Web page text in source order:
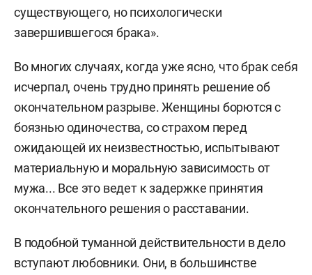
существующего, но психологически
завершившегося брака».
Во многих случаях, когда уже ясно, что брак себя
исчерпал, очень трудно принять решение об
окончательном разрыве. Женщины борются с
боязнью одиночества, со страхом перед
ожидающей их неизвестностью, испытывают
материальную и моральную зависимость от
мужа... Все это ведет к задержке принятия
окончательного решения о расставании.
В подобной туманной действительности в дело
вступают любовники. Они, в большинстве